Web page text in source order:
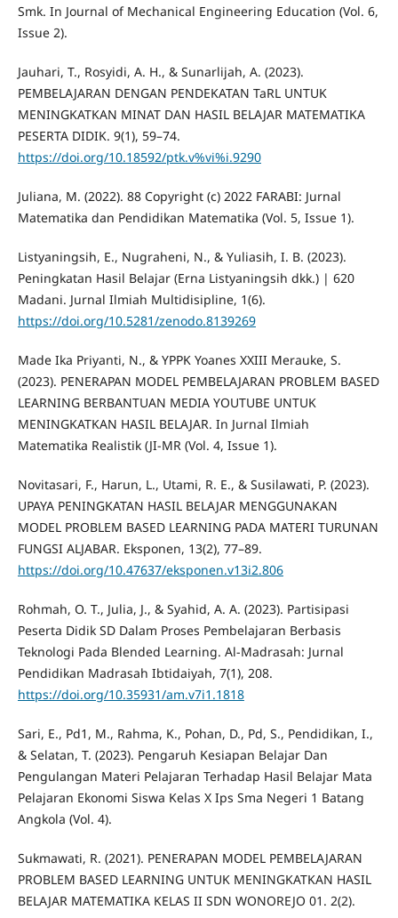
Smk. In Journal of Mechanical Engineering Education (Vol. 6,
Issue 2).
Jauhari, T., Rosyidi, A. H., & Sunarlijah, A. (2023).
PEMBELAJARAN DENGAN PENDEKATAN TaRL UNTUK
MENINGKATKAN MINAT DAN HASIL BELAJAR MATEMATIKA
PESERTA DIDIK. 9(1), 59–74.
https://doi.org/10.18592/ptk.v%vi%i.9290
Juliana, M. (2022). 88 Copyright (c) 2022 FARABI: Jurnal
Matematika dan Pendidikan Matematika (Vol. 5, Issue 1).
Listyaningsih, E., Nugraheni, N., & Yuliasih, I. B. (2023).
Peningkatan Hasil Belajar (Erna Listyaningsih dkk.) | 620
Madani. Jurnal Ilmiah Multidisipline, 1(6).
https://doi.org/10.5281/zenodo.8139269
Made Ika Priyanti, N., & YPPK Yoanes XXIII Merauke, S.
(2023). PENERAPAN MODEL PEMBELAJARAN PROBLEM BASED
LEARNING BERBANTUAN MEDIA YOUTUBE UNTUK
MENINGKATKAN HASIL BELAJAR. In Jurnal Ilmiah
Matematika Realistik (JI-MR (Vol. 4, Issue 1).
Novitasari, F., Harun, L., Utami, R. E., & Susilawati, P. (2023).
UPAYA PENINGKATAN HASIL BELAJAR MENGGUNAKAN
MODEL PROBLEM BASED LEARNING PADA MATERI TURUNAN
FUNGSI ALJABAR. Eksponen, 13(2), 77–89.
https://doi.org/10.47637/eksponen.v13i2.806
Rohmah, O. T., Julia, J., & Syahid, A. A. (2023). Partisipasi
Peserta Didik SD Dalam Proses Pembelajaran Berbasis
Teknologi Pada Blended Learning. Al-Madrasah: Jurnal
Pendidikan Madrasah Ibtidaiyah, 7(1), 208.
https://doi.org/10.35931/am.v7i1.1818
Sari, E., Pd1, M., Rahma, K., Pohan, D., Pd, S., Pendidikan, I.,
& Selatan, T. (2023). Pengaruh Kesiapan Belajar Dan
Pengulangan Materi Pelajaran Terhadap Hasil Belajar Mata
Pelajaran Ekonomi Siswa Kelas X Ips Sma Negeri 1 Batang
Angkola (Vol. 4).
Sukmawati, R. (2021). PENERAPAN MODEL PEMBELAJARAN
PROBLEM BASED LEARNING UNTUK MENINGKATKAN HASIL
BELAJAR MATEMATIKA KELAS II SDN WONOREJO 01. 2(2).